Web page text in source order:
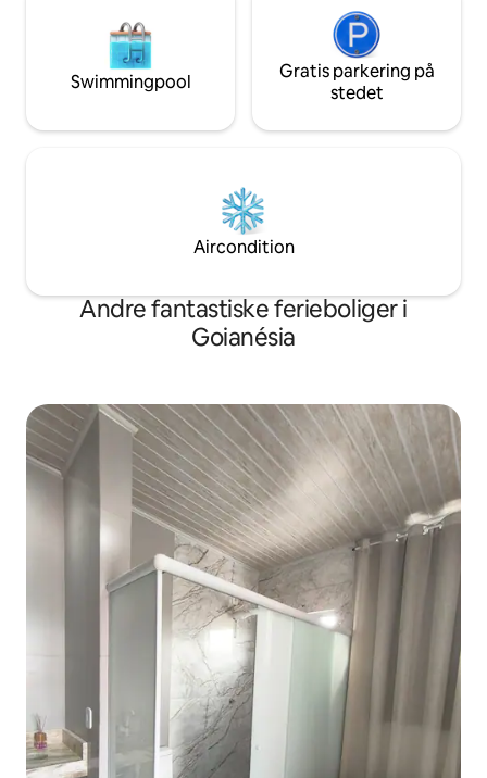
Swimmingpool
Gratis parkering på
stedet
Aircondition
Andre fantastiske ferieboliger i
Goianésia